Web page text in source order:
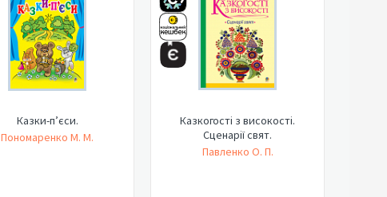
Казки-п’єси.
Пономаренко М. М.
Казкогості з високості.
Сценарії свят.
Павленко О. П.